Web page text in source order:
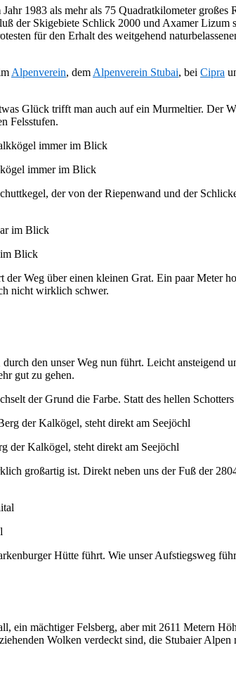
1983 als mehr als 75 Quadratkilometer
der Skigebiete Schlick 2000 und Axamer
für den Erhalt des weitgehend
Alpenverein, dem Alpenverein Stubai, bei Cipra
Glück trifft man auch auf ein Murmeltier. Der
Felsstufen.
immer im Blick
der von der Riepenwand und der
im Blick
Weg über einen kleinen Grat. Ein paar Meter
nicht wirklich schwer.
den unser Weg nun führt. Leicht
gut zu gehen.
der Grund die Farbe. Statt des hellen
der Kalkögel, steht direkt am Seejöchl
großartig ist. Direkt neben uns der Fuß der
Hütte führt. Wie unser Aufstiegsweg
ein mächtiger Felsberg, aber mit 2611 Metern
Wolken verdeckt sind, die Stubaier